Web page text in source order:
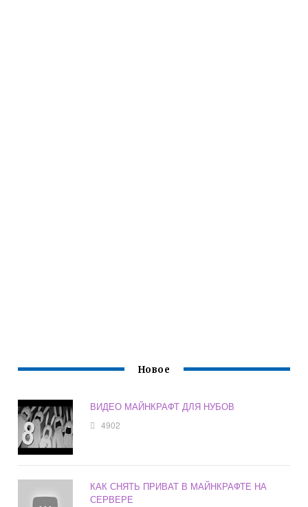
Новое
ВИДЕО МАЙНКРАФТ ДЛЯ НУБОВ
4902
КАК СНЯТЬ ПРИВАТ В МАЙНКРАФТЕ НА
СЕРВЕРЕ